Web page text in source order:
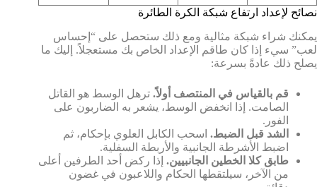
نصائح لإعداد ارتفاع شبكة الكرة الطائرة
يمكنك شراء شبكة مثالية ومع ذلك ستحصل على “إحساس
لعب” سيء إذا كان طاقم الإعداد الخاص بك مستعجلاً. إليك ما
يصلح ذلك عادةً بسرعة:
قم بالقياس في المنتصف أولاً. ترهل الوسط هو القاتل
الصامت. إذا انخفض الوسط، يشعر به الضاربون على
الفور.
الشد قبل الضبط. اسحب الكابل العلوي بإحكام، ثم
اضبط الأشرطة الجانبية والأربطة السفلية.
طابق كلا الخطين الجانبيين. إذا ركض أحد الطرفين أعلى
من الآخر، سيلتقطها الحكام واللاعبون في غضون